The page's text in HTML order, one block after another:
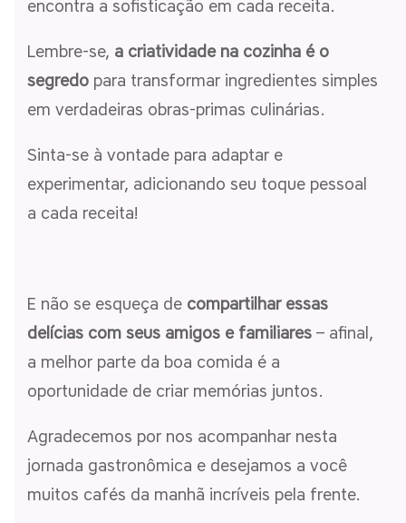
encontra a sofisticação em cada receita.
Lembre-se, a criatividade na cozinha é o
segredo para transformar ingredientes simples
em verdadeiras obras-primas culinárias.
Sinta-se à vontade para adaptar e
experimentar, adicionando seu toque pessoal
a cada receita!
E não se esqueça de compartilhar essas
delícias com seus amigos e familiares – afinal,
a melhor parte da boa comida é a
oportunidade de criar memórias juntos.
Agradecemos por nos acompanhar nesta
jornada gastronômica e desejamos a você
muitos cafés da manhã incríveis pela frente.